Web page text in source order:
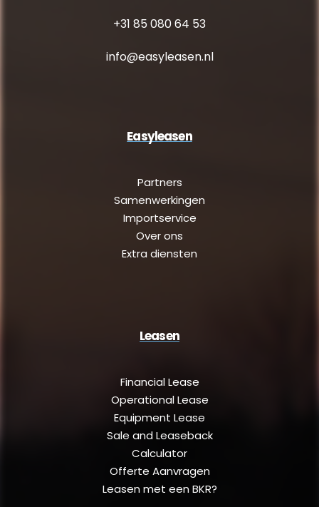
+31 85 080 64 53
info@easyleasen.nl
Easyleasen
Partners
Samenwerkingen
Importservice
Over ons
Extra diensten
Leasen
Financial Lease
Operational Lease
Equipment Lease
Sale and Leaseback
Calculator
Offerte Aanvragen
Leasen met een BKR?